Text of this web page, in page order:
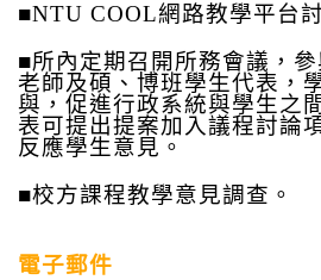
■NTU COOL網路教學平台
■所內定期召開所務會議，
老師及碩、博班學生代表，
與，促進行政系統與學生之
表可提出提案加入議程討論
反應學生意見。
■校方課程教學意見調查 。
電子郵件